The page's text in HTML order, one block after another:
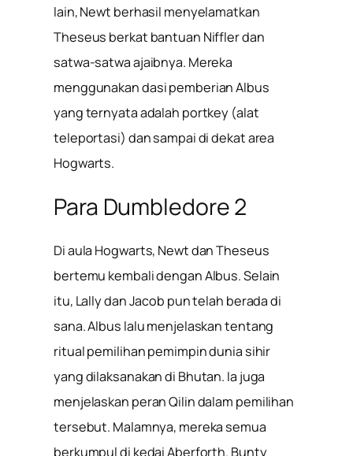
lain, Newt berhasil menyelamatkan
Theseus berkat bantuan Niffler dan
satwa-satwa ajaibnya. Mereka
menggunakan dasi pemberian Albus
yang ternyata adalah portkey (alat
teleportasi) dan sampai di dekat area
Hogwarts.
Para Dumbledore 2
Di aula Hogwarts, Newt dan Theseus
bertemu kembali dengan Albus. Selain
itu, Lally dan Jacob pun telah berada di
sana. Albus lalu menjelaskan tentang
ritual pemilihan pemimpin dunia sihir
yang dilaksanakan di Bhutan. Ia juga
menjelaskan peran Qilin dalam pemilihan
tersebut. Malamnya, mereka semua
berkumpul di kedai Aberforth. Bunty